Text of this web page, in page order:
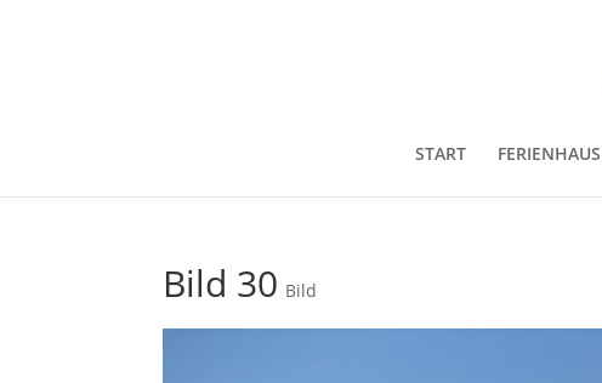
START FERIENHAUS
Bild 30 Bild